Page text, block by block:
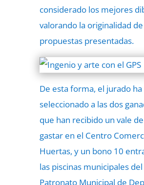
considerado los mejores
valorando la originalidad
propuestas presentadas.
De esta forma, el jurado ha
seleccionado a las dos
que han recibido un vale
gastar en el Centro
Huertas, y un bono 10
las piscinas municipales del
Patronato Municipal de